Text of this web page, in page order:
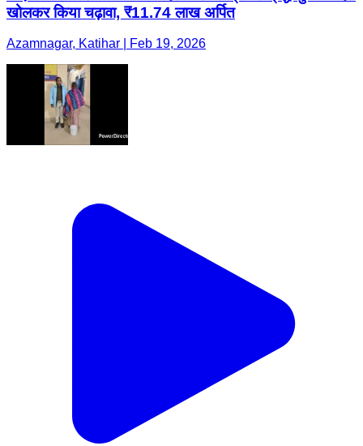
खोलकर किया चढ़ावा, ₹11.74 लाख अर्पित
Azamnagar, Katihar | Feb 19, 2026